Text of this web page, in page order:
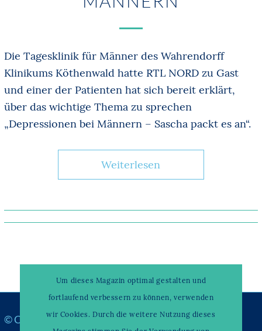
Die Tagesklinik für Männer des Wahrendorff
Klinikums Köthenwald hatte RTL NORD zu Gast
und einer der Patienten hat sich bereit erklärt,
über das wichtige Thema zu sprechen
„Depressionen bei Männern – Sascha packt es an“.
Weiterlesen
© Copyright –WAHRENDORFF KLINIKUM
Um dieses Magazin optimal gestalten und
fortlaufend verbessern zu können, verwenden
wir Cookies. Durch die weitere Nutzung dieses